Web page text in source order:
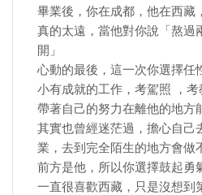
畢業後，你在成都，他在西藏
真的太遠，當他對你說「熬過
開」
心動的最後，這一次你選擇任
小有成就的工作，考駕照 ，
帶著自己的努力在離他的地方
其實也曾經迷茫過，擔心自己
業，去到完全陌生的地方會做
前方是他，所以你選擇鼓起勇
一直很喜歡西藏，只是沒想到